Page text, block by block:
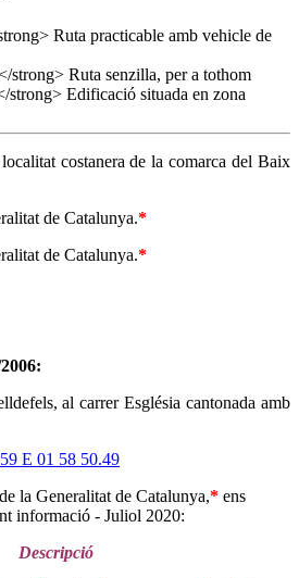
costanera de la comarca del Baix
de Catalunya.*
de Catalunya.*
al carrer Església cantonada amb
E 01 58 50.49
la Generalitat de Catalunya,* ens
informació - Juliol 2020:
Descripció